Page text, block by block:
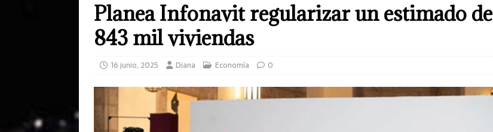
Planea Infonavit regularizar un estimado de
843 mil viviendas
16 junio, 2025 Diana Economía 0